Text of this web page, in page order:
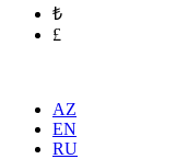
₺
£
AZ
EN
RU